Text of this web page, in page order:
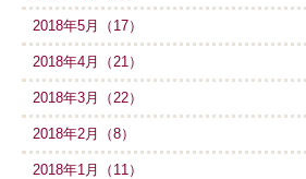
2018年5月（17）
2018年4月（21）
2018年3月（22）
2018年2月（8）
2018年1月（11）